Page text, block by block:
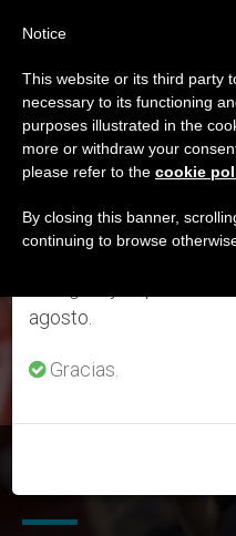
ETIQUETA
Posts
Junio’
ÚLTIMAS NOTICIAS
'El video del Papa' pide
Aviso
Del 27 de julio al 7
anual, aprovechando
se generan menos
agosto.
Gracias.
Notice
This website or its third party
necessary to its functioning
purposes illustrated in the
more or withdraw your
please refer to the cookie
By closing this banner,
continuing to browse